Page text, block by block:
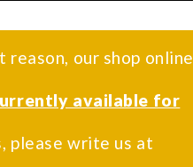
our shop online
available for
please write us at